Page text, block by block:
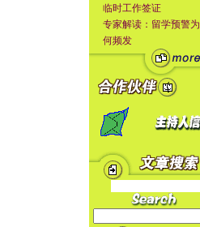
临时工作签证
专家解读：留学预警为
何频发